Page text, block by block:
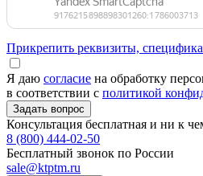
Прикрепить реквизиты,
Я даю согласие на обработку
в соответствии с политикой
Консультация бесплатная и ни к
8 (800) 444-02-50
Бесплатный звонок по России
sale@ktptm.ru